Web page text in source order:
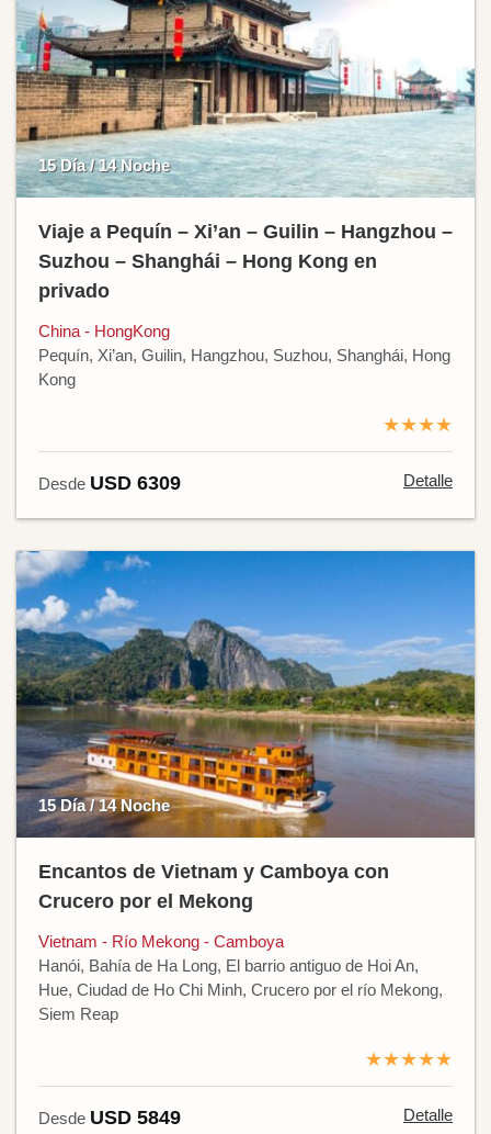
15 Día / 14 Noche
Viaje a Pequín – Xi’an – Guilin – Hangzhou –
Suzhou – Shanghái – Hong Kong en
privado
China - HongKong
Pequín, Xi’an, Guilin, Hangzhou, Suzhou, Shanghái, Hong
Kong
★★★★
Desde USD 6309 Detalle
15 Día / 14 Noche
Encantos de Vietnam y Camboya con
Crucero por el Mekong
Vietnam - Río Mekong - Camboya
Hanói, Bahía de Ha Long, El barrio antiguo de Hoi An,
Hue, Ciudad de Ho Chi Minh, Crucero por el río Mekong,
Siem Reap
★★★★★
Desde USD 5849 Detalle